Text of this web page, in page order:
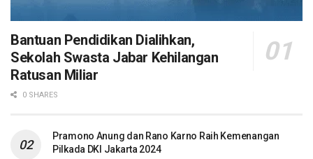
Bantuan Pendidikan Dialihkan,
Sekolah Swasta Jabar Kehilangan
Ratusan Miliar
0 SHARES
Pramono Anung dan Rano Karno Raih Kemenangan
Pilkada DKI Jakarta 2024